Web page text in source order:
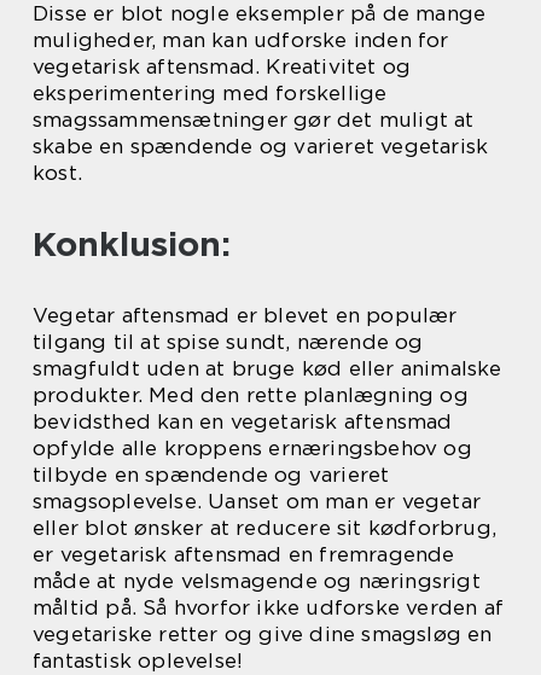
Disse er blot nogle eksempler på de mange
muligheder, man kan udforske inden for
vegetarisk aftensmad. Kreativitet og
eksperimentering med forskellige
smagssammensætninger gør det muligt at
skabe en spændende og varieret vegetarisk
kost.
Konklusion:
Vegetar aftensmad er blevet en populær
tilgang til at spise sundt, nærende og
smagfuldt uden at bruge kød eller animalske
produkter. Med den rette planlægning og
bevidsthed kan en vegetarisk aftensmad
opfylde alle kroppens ernæringsbehov og
tilbyde en spændende og varieret
smagsoplevelse. Uanset om man er vegetar
eller blot ønsker at reducere sit kødforbrug,
er vegetarisk aftensmad en fremragende
måde at nyde velsmagende og næringsrigt
måltid på. Så hvorfor ikke udforske verden af
vegetariske retter og give dine smagsløg en
fantastisk oplevelse!